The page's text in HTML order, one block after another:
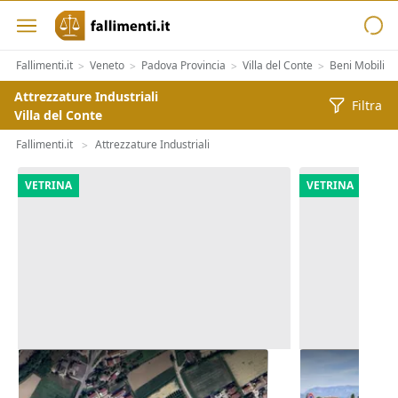
Fallimenti.it > Veneto > Padova Provincia > Villa del Conte > Beni Mobili
Attrezzature Industriali
Villa del Conte
Filtra
Fallimenti.it > Attrezzature Industriali
VETRINA
Asta Appezzamenti di terreno di
12.973 mq
VETRINA
Asta Quota
sport e per